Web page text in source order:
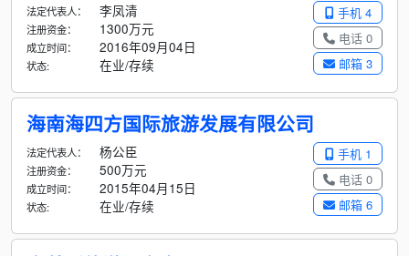
手机 4
电话 0
邮箱 3
法定代表人： 李凤清
注册资金： 1300万元
成立时间： 2016年09月04日
状态: 在业/存续
海南海四方国际旅游发展有限公司
手机 1
电话 0
邮箱 6
法定代表人： 杨公臣
注册资金： 500万元
成立时间： 2015年04月15日
状态: 在业/存续